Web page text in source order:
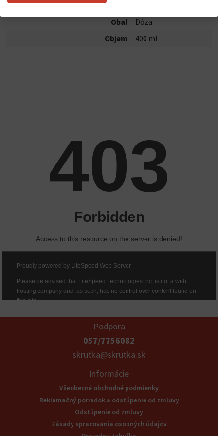
Hmotnosť
Obal
Dóza
Objem
400 ml
Podpora
057/7756082
skrutka@skrutka.sk
Informácie
Všeobecné obchodné podmienky
Reklamačný poriadok a odstúpenie od zmluvy
Odstúpenie od zmluvy
Zásady spracovania osobných údajov